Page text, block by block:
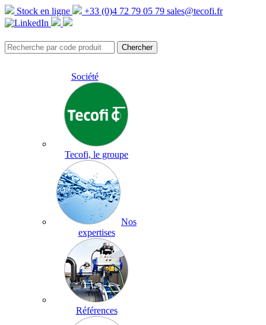
Stock en ligne +33 (0)4 72 79 05 79 sales@tecofi.fr
Société
Tecofi, le groupe
Nos
expertises
Références